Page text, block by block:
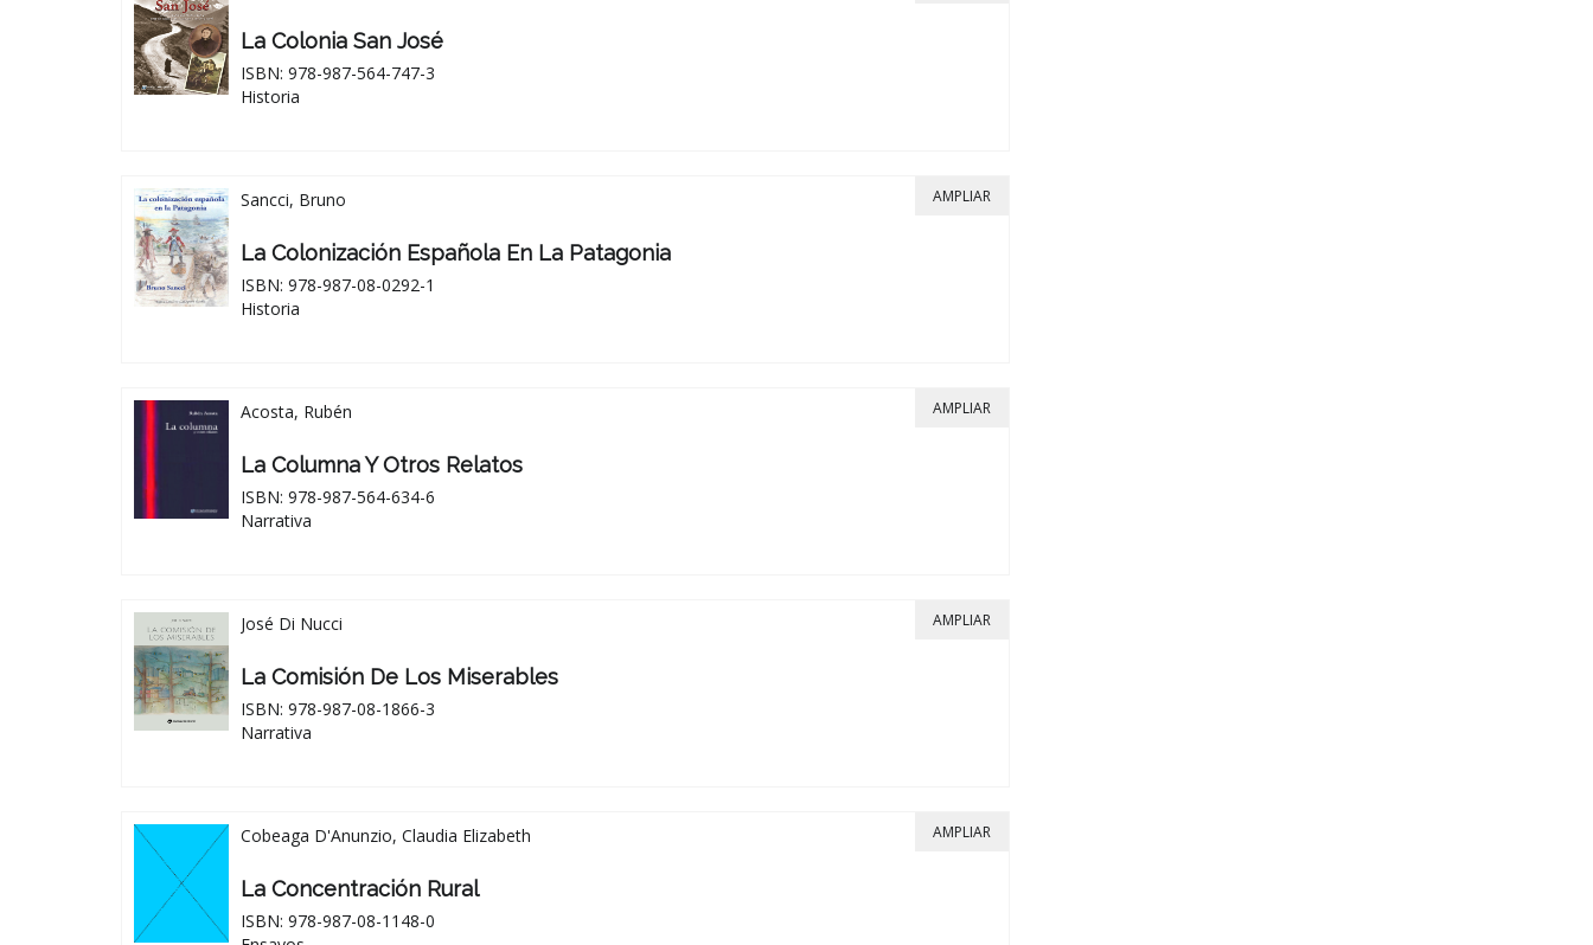
La Colonia San José
ISBN: 978-987-564-747-3
Historia
Sancci, Bruno
La Colonización Española En La Patagonia
ISBN: 978-987-08-0292-1
Historia
AMPLIAR
Acosta, Rubén
La Columna Y Otros Relatos
ISBN: 978-987-564-634-6
Narrativa
AMPLIAR
José Di Nucci
La Comisión De Los Miserables
ISBN: 978-987-08-1866-3
Narrativa
AMPLIAR
Cobeaga D'Anunzio, Claudia Elizabeth
La Concentración Rural
ISBN: 978-987-08-1148-0
AMPLIAR